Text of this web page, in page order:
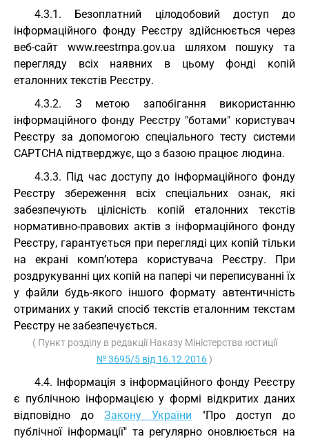
4.3.1. Безоплатний цілодобовий доступ до
інформаційного фонду Реєстру здійснюється через
веб-сайт www.reestrnpa.gov.ua шляхом пошуку та
перегляду всіх наявних в цьому фонді копій
еталонних текстів Реєстру.
4.3.2. З метою запобігання використанню
інформаційного фонду Реєстру "ботами" користувач
Реєстру за допомогою спеціального тесту системи
CAPTCHA підтверджує, що з базою працює людина.
4.3.3. Під час доступу до інформаційного фонду
Реєстру збереження всіх спеціальних ознак, які
забезпечують цілісність копій еталонних текстів
нормативно-правових актів з інформаційного фонду
Реєстру, гарантується при перегляді цих копій тільки
на екрані комп’ютера користувача Реєстру. При
роздрукуванні цих копій на папері чи переписуванні їх
у файли будь-якого іншого формату автентичність
отриманих у такий спосіб текстів еталонним текстам
Реєстру не забезпечується.
( Пункт розділу в редакції Наказу Міністерства юстиції
№ 3695/5 від 16.12.2016)
4.4. Інформація з інформаційного фонду Реєстру
є публічною інформацією у формі відкритих даних
відповідно до Закону України "Про доступ до
публічної інформації" та регулярно оновлюється на